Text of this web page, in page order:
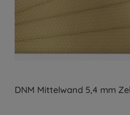
DNM Mittelwand 5,4 mm